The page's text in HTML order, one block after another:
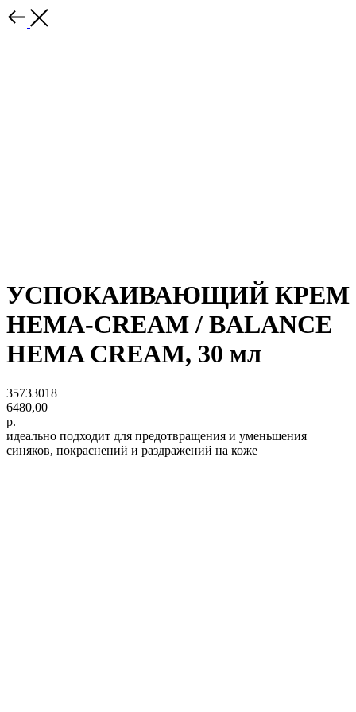
УСПОКАИВАЮЩИЙ КРЕМ
HEMA-CREAM / BALANCE
HEMA CREAM, 30 мл
35733018
6480,00
р.
идеально подходит для предотвращения и уменьшения
синяков, покраснений и раздражений на коже